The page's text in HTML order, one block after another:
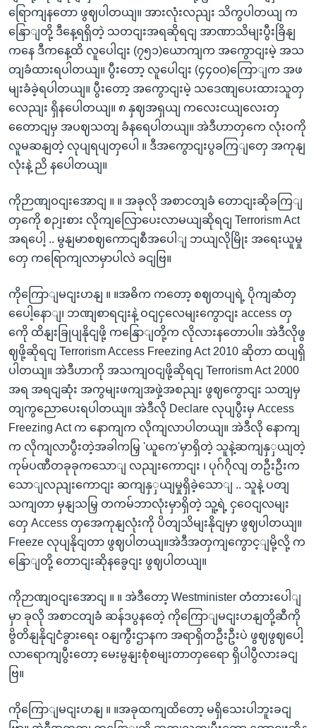
ရြောကျနတော ဖွဈပါတယျ။ အားလုံးလညျး သိကွပါတယျ က
နြောျတို့ ဒီနေ့ရရှိတဲ့ သတငျးအရဆိုရငျ အာဏာသိမျးပွီးခြိနျ
ကနေ ဒီကနေ့ထိ လူပေါငျး (၇၅၁)ယောကျက အကွောငျးမဲ့ အသ
တျခံထားရပါတယျ။ ပွီးတော့ လူပေါငျး (၄၄၀၀)ကြောျက အဖ
မျးခံခဲ့ရပါတယျ။ ပွီးတော့ အကွောငျးမဲ့ သဒေဏျပေးထားသူတှ
လေညျး ရှိနပေါတယျ။ ၈ နှဈအရှယျ ကလေးငယျလေးတှ
တေောငျမှ အပဈသတျ ခံနရေပါတယျ။ အဲဒီဟာတှကေ လုံးဝကို
လူမဆနျတဲ့ လုပျရပျတှပေါ ။ ဒီအကွောငျးပွခကြျတှေ အကုနျ
လုံးနဲ့ ညိ နပေါတယျ။
ကိုဉာဏျဝငျးအောငျ ။ ။ အခုလို အစာငတျခံ တောငျးဆိုခကြျ
တှကေို စဉျးစား လိုကျလြောပေးလာမယျဆိုရငျ Terrorism Act
အရပေါ့ .. မွနျမာစဈကောငျစီအပေါျ ဘယျလိုမြိုး အရေးယူမှု
တှေ ကရြောကျလာမှာပါလဲ ခငျဗြ။
ကိုကြောျမငျးဟနျ ။ ။အဓိက ကတော့ စဈတပျရဲ့ ပိုကျဆံတှ
ပေေါ့နောျ၊ ဘဏျစာရငျးနဲ့ ဝငျငှလေမျးကွောငျး access တှ
ကေို ထိနျးခြုပျနိုငျဖို့ ကနြောျတို့က လိုလားနတောပါ။ အဲဒီလိုဖွ
ဈဖို့ဆိုရငျ Terrorism Access Freezing Act 2010 ဆိုတာ ထပျရှိ
ပါတယျ။ အဲဒီဟာကို အသကျဝငျဖို့ဆိုရငျ Terrorism Act 2000
အရ အရငျဆုံး အကွမျးဖကျအဖှဲ့အစညျး ဖွဈကွောငျး သတျမှ
တျကွညောပေးရပါတယျ။ အဲဒီလို Declare လုပျပွီးမှ Access
Freezing Act က နောကျက လိုကျလာပါတယျ။ အဲဒီလို နောကျ
က လိုကျလာပွီးတဲ့အခါကမြှ 'ယူကေ'မှာရှိတဲ့ သူနဲ့ဆကျနှှယျတဲ့
ကုမ်ပဏီတခုခုကသောျ လညျးကောငျး ၊ ပုဂ်ဂိုလျ တဦးဦးက
သောျလညျးကောငျး ဆကျနှှယျမှုရှိခဲ့သောျ .. သူနဲ့ ပတျ
သကျတာ မှနျသမြှ တကမ်ဘာလုံးမှာရှိတဲ့ သူ့ရဲ့ ငှဝေငျလမျး
တှေ Access တှအေကုနျလုံးကို ပိတျသိမျးနိုငျမှာ ဖွဈပါတယျ။
Freeze လုပျနိုငျတာ ဖွဈပါတယျ။အဲဒီအတှကျကွောင့ျမို့လို့ က
နြောျတို့ တောငျးဆိုနခွေငျး ဖွဈပါတယျ။
ကိုဉာဏျဝငျးအောငျ ။ ။ အဲဒီတော့ Westminister တံတားပေါျ
မှာ ခုလို အစာငတျခံ ဆန်ဒပွနတေဲ့ ကိုကြောျမငျးဟနျတို့ဆီကို
ဗွိတိနျနိုငျငံခွားရေး ဝနျကွီးဌာနက အရာရှိတဦးဦးပဲ ဖွဈဖွဈပေါ့
လာရောကျပွီးတော့ မေးမွနျးစုံစမျးတာတှရေော ရှိပါပွီလားခငျ
ဗြ။
ကိုကြောျမငျးဟနျ ။ ။အခုထကျထိတော့ မရှိသေးပါဘူးခငျ